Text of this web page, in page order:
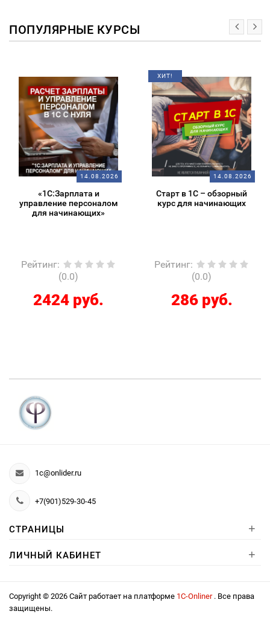
ПОПУЛЯРНЫЕ КУРСЫ
14.08.2026
«1С:Зарплата и
управление персоналом
для начинающих»
Рейтинг:
(0.0)
2424 руб.
ХИТ!
14.08.2026
Старт в 1С – обзорный
курс для начинающих
Рейтинг:
(0.0)
286 руб.
1c@onlider.ru
+7(901)529-30-45
СТРАНИЦЫ +
ЛИЧНЫЙ КАБИНЕТ +
Copyright © 2026 Сайт работает на платформе 1С-Onliner . Все права
защищены.